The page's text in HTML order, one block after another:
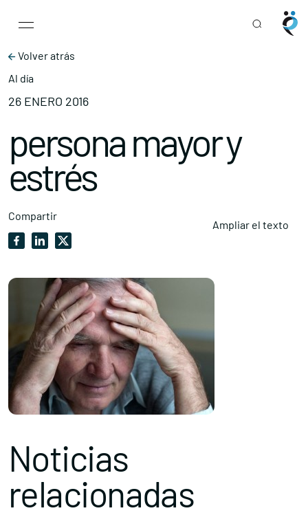
Main Navigation
Volver atrás
Al día
26 ENERO 2016
persona mayor y
estrés
Compartir
Ampliar el texto
Noticias
relacionadas